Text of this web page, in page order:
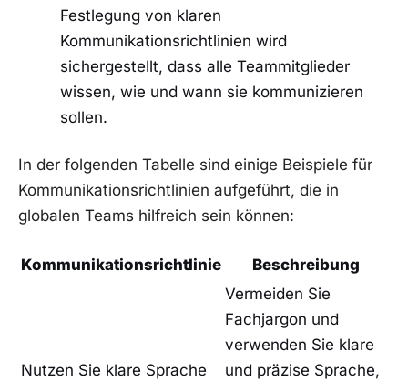
Festlegung von klaren
⁤Kommunikationsrichtlinien ⁢wird
⁢sichergestellt, dass ​alle Teammitglieder⁣
wissen, wie und wann sie kommunizieren
sollen.
In‍ der folgenden Tabelle sind einige Beispiele für
Kommunikationsrichtlinien aufgeführt, die in
⁤globalen Teams hilfreich sein​ können:
Kommunikationsrichtlinie Beschreibung
Nutzen Sie klare Sprache
Vermeiden‌ Sie
Fachjargon und ​
verwenden Sie klare
‌und präzise ​Sprache,